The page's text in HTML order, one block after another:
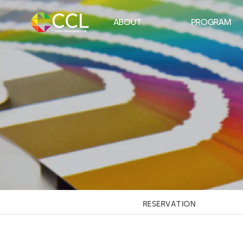
ABOUT
CCL 소개
인사말
강사진
연구진
오시는 길
PROGRAM
퍼스널 컬러 컨설팅
남성 프리미엄 진단
체형 골격 핏 스타일
컬러테라피
RESERVATION